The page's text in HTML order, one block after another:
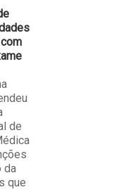
de
da
que